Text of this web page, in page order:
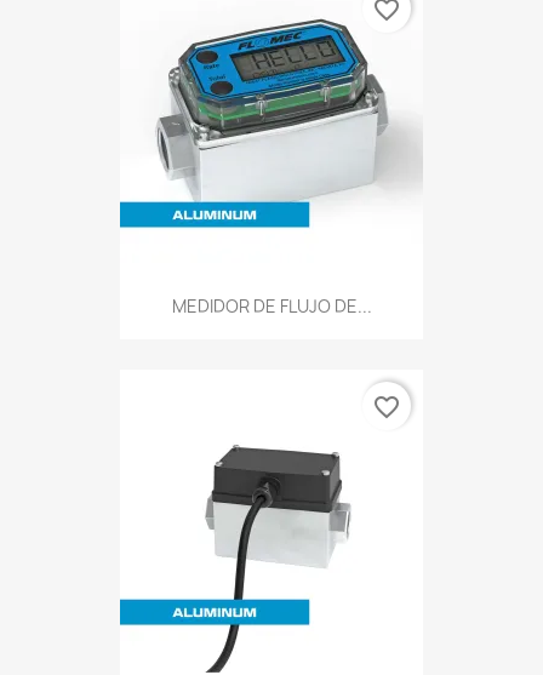
MEDIDOR DE FLUJO DE...
favorite_border
favorite_border